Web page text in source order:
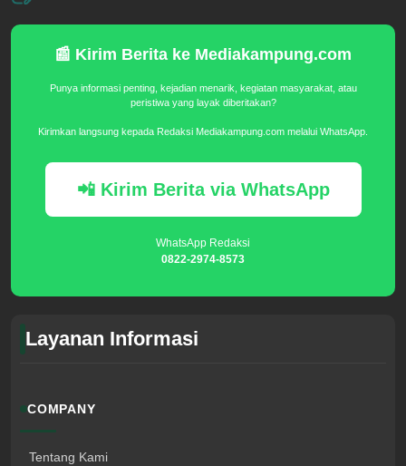
📰 Kirim Berita ke Mediakampung.com
Punya informasi penting, kejadian menarik, kegiatan masyarakat, atau
peristiwa yang layak diberitakan?
Kirimkan langsung kepada Redaksi Mediakampung.com melalui WhatsApp.
📲 Kirim Berita via WhatsApp
WhatsApp Redaksi
0822-2974-8573
Layanan Informasi
COMPANY
Tentang Kami